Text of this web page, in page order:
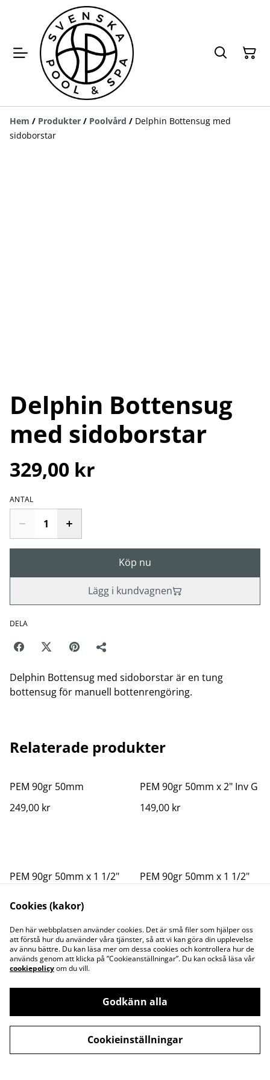
Hem / Produkter / Poolvård / Delphin Bottensug med
sidoborstar
Delphin Bottensug
med sidoborstar
329,00 kr
ANTAL
Köp nu
Lägg i kundvagnen
DELA
Delphin Bottensug med sidoborstar är en tung
bottensug för manuell bottenrengöring.
Relaterade produkter
PEM 90gr 50mm
249,00 kr
PEM 90gr 50mm x 2" Inv G
149,00 kr
PEM 90gr 50mm x 1 1/2"
Inv G
149,00 kr
PEM 90gr 50mm x 1 1/2"
Utv G
Integritetspolicy
Cookiepolicy
Cookies (kakor)
Den här webbplatsen använder cookies. Det är små filer som hjälper oss
att förstå hur du använder våra tjänster, så att vi kan göra din upplevelse
av ännu bättre. Du kan läsa mer om dessa cookies och kontrollera hur de
används genom att klicka på ”Cookieanställningar”. Du kan också läsa vår
cookiepolicyom du vill.
Godkänn alla
Cookieinställningar